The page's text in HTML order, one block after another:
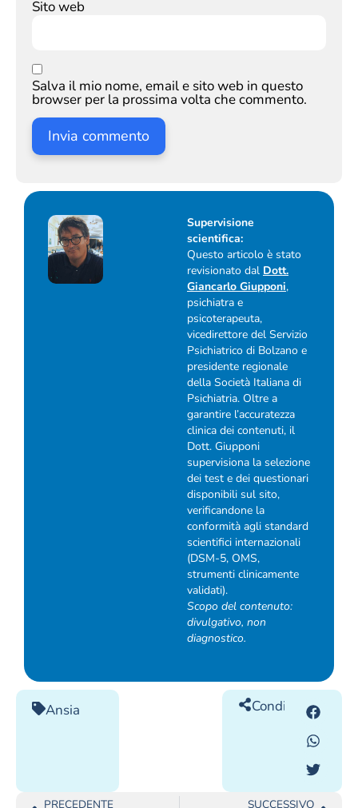
Sito web
Salva il mio nome, email e sito web in questo
browser per la prossima volta che commento.
Supervisione
scientifica:
Questo articolo è stato
revisionato dal Dott.
Giancarlo Giupponi,
psichiatra e
psicoterapeuta,
vicedirettore del Servizio
Psichiatrico di Bolzano e
presidente regionale
della Società Italiana di
Psichiatria. Oltre a
garantire l’accuratezza
clinica dei contenuti, il
Dott. Giupponi
supervisiona la selezione
dei test e dei questionari
disponibili sul sito,
verificandone la
conformità agli standard
scientifici internazionali
(DSM-5, OMS,
strumenti clinicamente
validati).
Scopo del contenuto:
divulgativo, non
diagnostico.
Ansia Condividilo
PRECEDENTE SUCCESSIVO